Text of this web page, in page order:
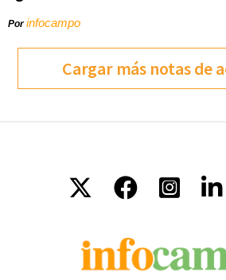
Porinfocampo
Cargar más notas de